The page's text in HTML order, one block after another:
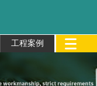
工程案例